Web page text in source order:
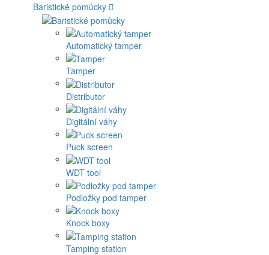
Baristické pomůcky
Automatický tamper
Tamper
Distributor
Digitální váhy
Puck screen
WDT tool
Podložky pod tamper
Knock boxy
Tamping station